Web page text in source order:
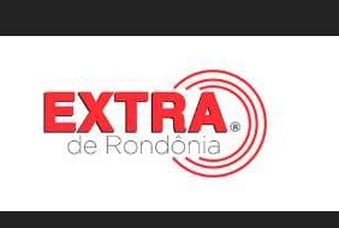
Extraderondonia.com.br